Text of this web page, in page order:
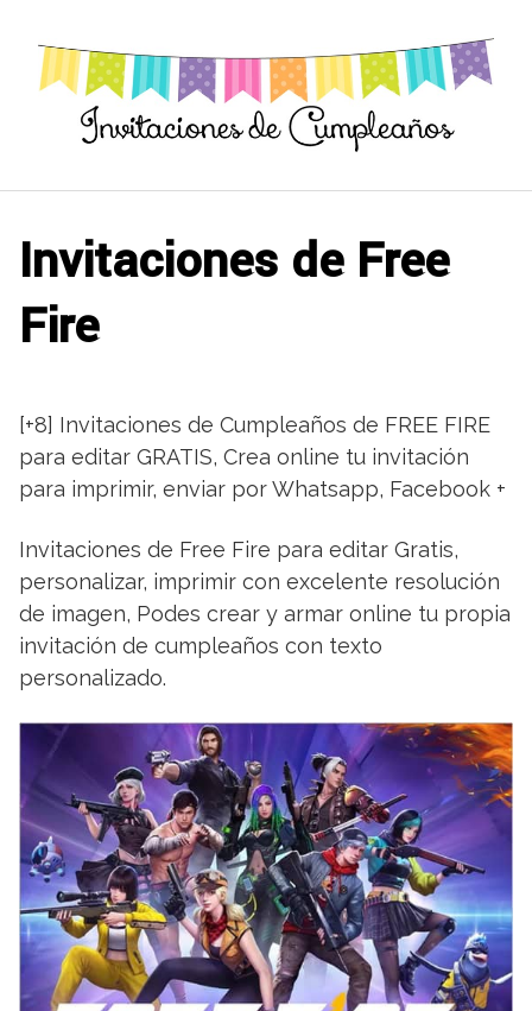
contenido
Invitaciones de Free
Fire
[+8] Invitaciones de Cumpleaños de FREE FIRE
para editar GRATIS, Crea online tu invitación
para imprimir, enviar por Whatsapp, Facebook +
Invitaciones de Free Fire para editar Gratis,
personalizar, imprimir con excelente resolución
de imagen, Podes crear y armar online tu propia
invitación de cumpleaños con texto
personalizado.